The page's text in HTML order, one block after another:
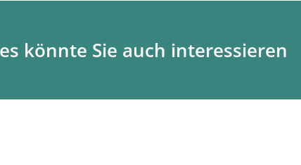
könnte Sie auch interessieren